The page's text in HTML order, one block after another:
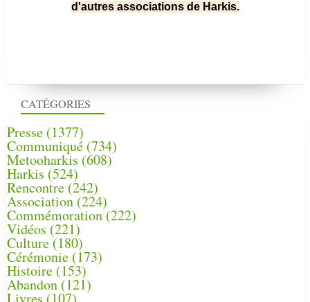
CATÉGORIES
Presse (1377)
Communiqué (734)
Metooharkis (608)
Harkis (524)
Rencontre (242)
Association (224)
Commémoration(222)
Vidéos (221)
Culture(180)
Cérémonie (173)
Histoire (153)
Abandon(121)
d'autres associations de Harkis.